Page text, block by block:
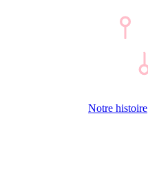
Notre histoire